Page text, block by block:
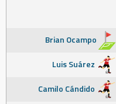
Brian Ocampo
Luis Suárez
Camilo Cándido